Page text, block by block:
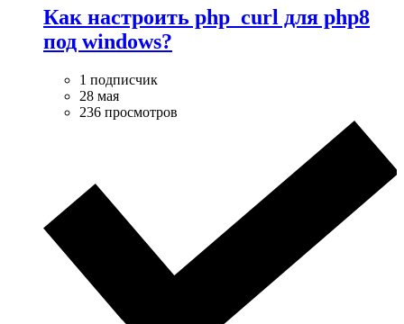
Как настроить php_curl для php8
под windows?
1 подписчик
28 мая
236 просмотров